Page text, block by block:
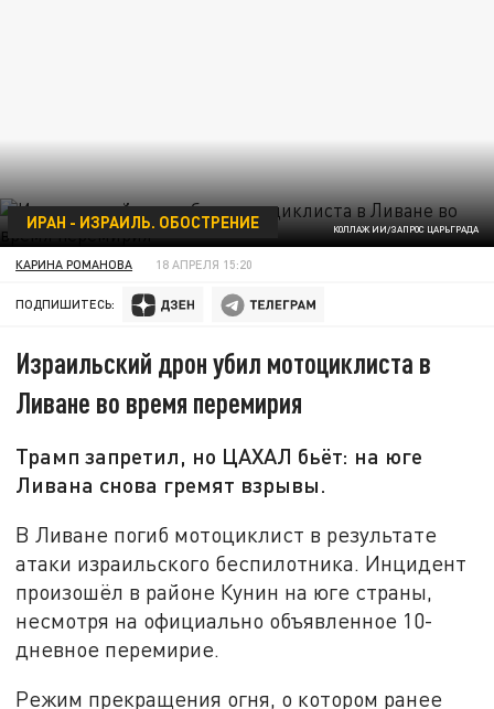
КОЛЛАЖ ИИ/ЗАПРОС ЦАРЬГРАДА
ИРАН - ИЗРАИЛЬ. ОБОСТРЕНИЕ
КАРИНА РОМАНОВА 18 АПРЕЛЯ 15:20
ПОДПИШИТЕСЬ:
Израильский дрон убил мотоциклиста в
Ливане во время перемирия
Трамп запретил, но ЦАХАЛ бьёт: на юге
Ливана снова гремят взрывы.
В Ливане погиб мотоциклист в результате
атаки израильского беспилотника. Инцидент
произошёл в районе Кунин на юге страны,
несмотря на официально объявленное 10-
дневное перемирие.
Режим прекращения огня, о котором ранее